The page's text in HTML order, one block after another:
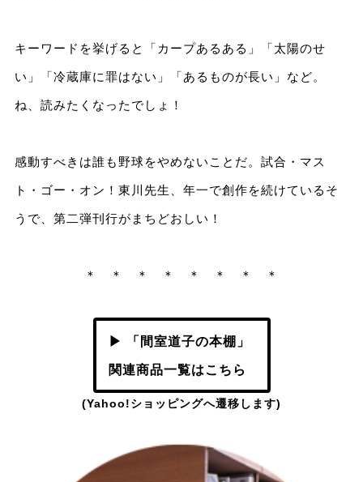
キーワードを挙げると「カープあるある」「太陽のせ
い」「冷蔵庫に罪はない」「あるものが長い」など。
ね、読みたくなったでしょ！
感動すべきは誰も野球をやめないことだ。試合・マス
ト・ゴー・オン！東川先生、年一で創作を続けているそ
うで、第二弾刊行がまちどおしい！
＊ ＊ ＊ ＊ ＊ ＊ ＊ ＊
▶ 「間室道子の本棚」
関連商品一覧はこちら
(Yahoo!ショッピングへ遷移します)